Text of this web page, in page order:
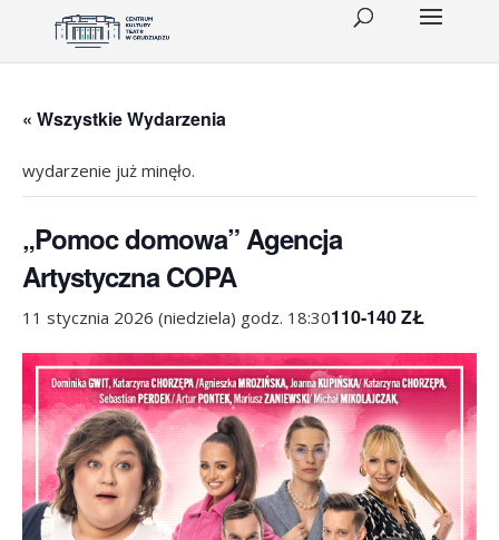
« Wszystkie Wydarzenia
wydarzenie już minęło.
„Pomoc domowa” Agencja
Artystyczna COPA
11 stycznia 2026 (niedziela) godz. 18:30110-140 ZŁ